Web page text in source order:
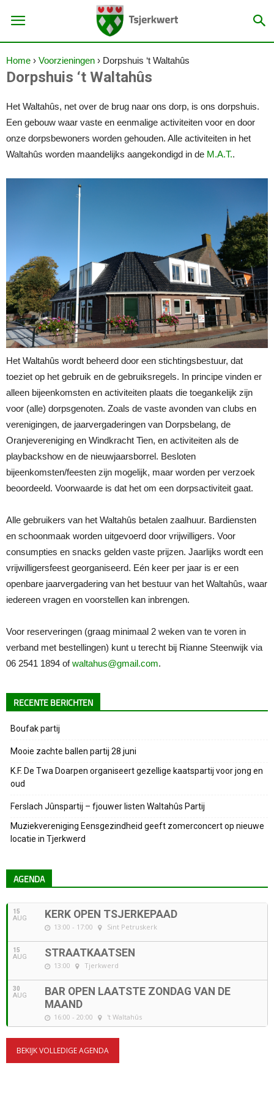
Home › Voorzieningen › Dorpshuis ‘t Waltahûs
Dorpshuis ‘t Waltahûs
Het Waltahûs, net over de brug naar ons dorp, is ons dorpshuis.
Een gebouw waar vaste en eenmalige activiteiten voor en door
onze dorpsbewoners worden gehouden. Alle activiteiten in het
Waltahûs worden maandelijks aangekondigd in de M.A.T..
Het Waltahûs wordt beheerd door een stichtingsbestuur, dat
toeziet op het gebruik en de gebruiksregels. In principe vinden er
alleen bijeenkomsten en activiteiten plaats die toegankelijk zijn
voor (alle) dorpsgenoten. Zoals de vaste avonden van clubs en
verenigingen, de jaarvergaderingen van Dorpsbelang, de
Oranjevereniging en Windkracht Tien, en activiteiten als de
playbackshow en de nieuwjaarsborrel. Besloten
bijeenkomsten/feesten zijn mogelijk, maar worden per verzoek
beoordeeld. Voorwaarde is dat het om een dorpsactiviteit gaat.
Alle gebruikers van het Waltahûs betalen zaalhuur. Bardiensten
en schoonmaak worden uitgevoerd door vrijwilligers. Voor
consumpties en snacks gelden vaste prijzen. Jaarlijks wordt een
vrijwilligersfeest georganiseerd. Eén keer per jaar is er een
openbare jaarvergadering van het bestuur van het Waltahûs, waar
iedereen vragen en voorstellen kan inbrengen.
Voor reserveringen (graag minimaal 2 weken van te voren in
verband met bestellingen) kunt u terecht bij Rianne Steenwijk via
06 2541 1894 ofwaltahus@gmail.com.
RECENTE BERICHTEN
Boufak partij
Mooie zachte ballen partij 28 juni
K.F. De Twa Doarpen organiseert gezellige kaatspartij voor jong en
oud
Ferslach Jûnspartij – fjouwer listen Waltahûs Partij
Muziekvereniging Eensgezindheid geeft zomerconcert op nieuwe
locatie in Tjerkwerd
AGENDA
15
AUG KERK OPEN TSJERKEPAAD
13:00 - 17:00 Sint Petruskerk
15
AUG STRAATKAATSEN
13:00 Tjerkwerd
30
AUG
BAR OPEN LAATSTE ZONDAG VAN DE
MAAND
16:00 - 20:00 't Waltahûs
BEKIJK VOLLEDIGE AGENDA